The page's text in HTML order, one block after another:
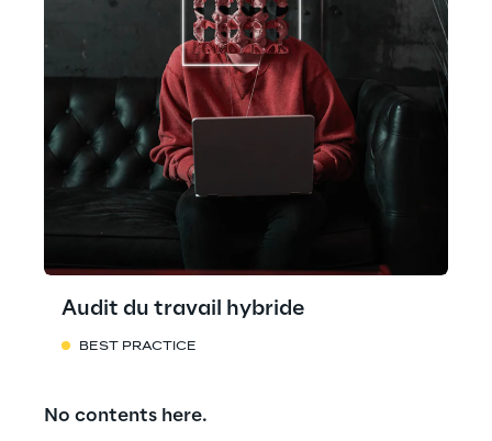
Audit du travail hybride
BEST PRACTICE
No contents here.